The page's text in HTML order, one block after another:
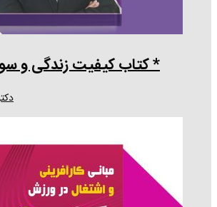
* کتاب کیفیت زندگی و